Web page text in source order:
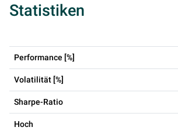
Statistiken
Performance [%]
Volatilität [%]
Sharpe-Ratio
Hoch